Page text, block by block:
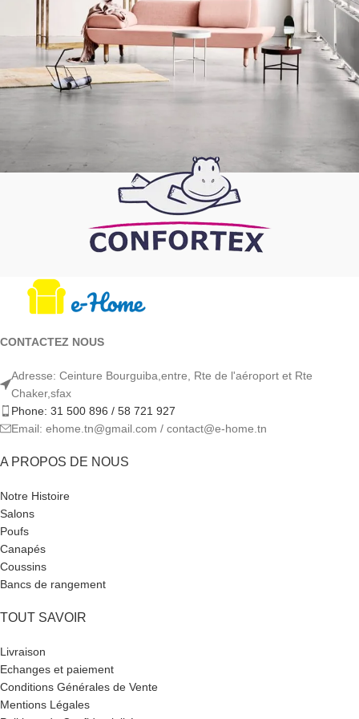
Rhoncus quisque sollicitudin
CONTACTEZ NOUS
Adresse: Ceinture Bourguiba,entre, Rte de l'aéroport et Rte
Chaker,sfax
Phone: 31 500 896 / 58 721 927
Email: ehome.tn@gmail.com / contact@e-home.tn
A PROPOS DE NOUS
Notre Histoire
Salons
Poufs
Canapés
Coussins
Bancs de rangement
TOUT SAVOIR
Livraison
Echanges et paiement
Conditions Générales de Vente
Mentions Légales